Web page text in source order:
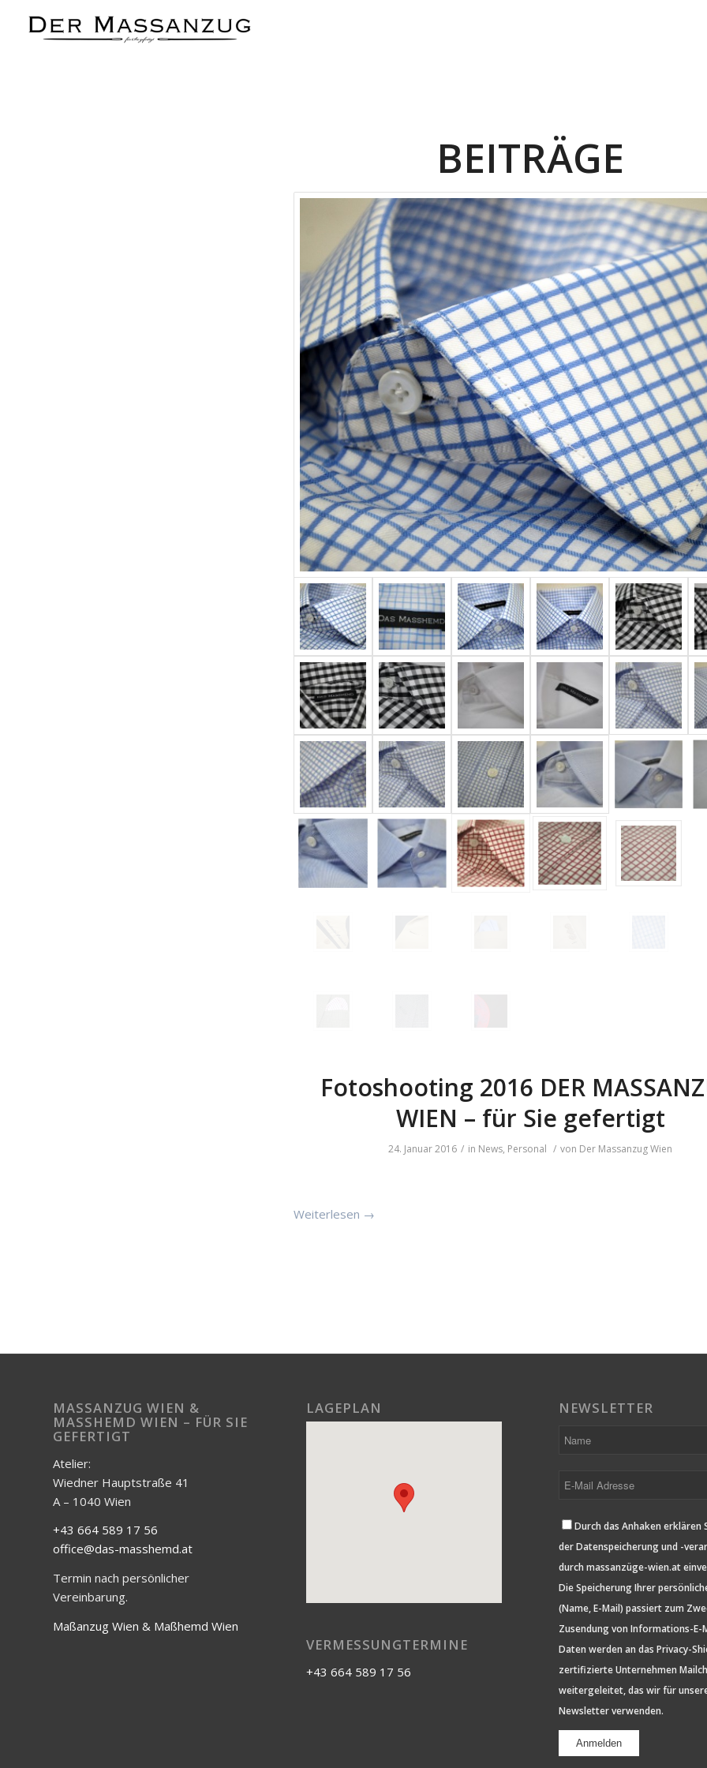
BEITRÄGE
Fotoshooting 2016 DER
WIEN – für Sie gefertigt
24. Januar 2016 / in News, Personal / von Der Massanzug Wien
Weiterlesen →
MASSANZUG WIEN & M
ASSHEMD WIEN – FÜR SIE GE
FERTIGT
Atelier:
Wiedner Hauptstraße 41
A – 1040 Wien
+43 664 589 17 56
office@das-masshemd.at
Termin nach persönlicher
Vereinbarung.
Maßanzug Wien & Maßhemd Wien
LAGEPLAN
VERMESSUNGTERMINE
+43 664 589 17 56
NEWSLETTER
Durch das Anhaken erklären
der Datenspeicherung und -
durch massanzüge-wien.at
Die Speicherung Ihrer
(Name, E-Mail) passiert zum
Zusendung von Informations-E-
Daten werden an das Privacy-
zertifizierte Unternehmen
weitergeleitet, das wir für
Newsletter verwenden.